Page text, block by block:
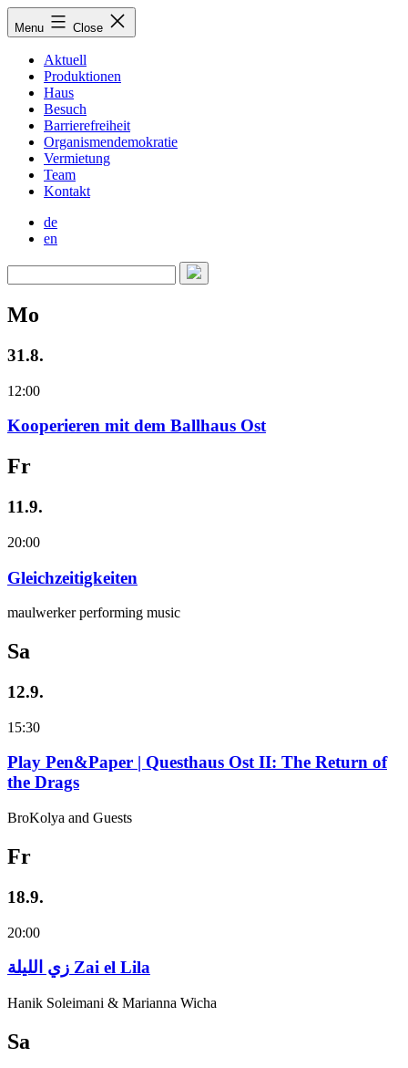
Skip
toMenu Close
Aktuell
Produktionen
Haus
Besuch
Barrierefreiheit
Organismendemokratie
Vermietung
Team
Kontakt
de
en
Mo
31.8.
12:00
Kooperieren mit dem Ballhaus Ost
Fr
11.9.
20:00
Gleichzeitigkeiten
maulwerker performing music
Sa
12.9.
15:30
Play Pen&Paper | Questhaus Ost II: The Return of
the Drags
BroKolya and Guests
Fr
18.9.
20:00
زي‌ اللیلة Zai el Lila
Hanik Soleimani & Marianna Wicha
Sa